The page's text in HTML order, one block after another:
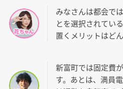
みなさんは都会で
とを選択されてい
置くメリットはど
新富町では固定費
す。あとは、満員